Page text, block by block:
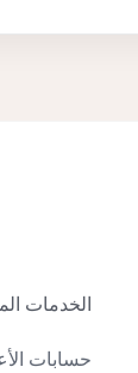
الخدمات
حسابات